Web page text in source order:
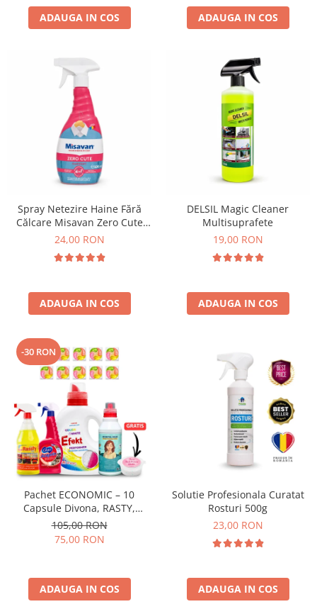
ADAUGA IN COS ADAUGA IN COS
Spray Netezire Haine Fără
Călcare Misavan Zero Cute
Harmony Parfum Discret 500
24,00 RON
ADAUGA IN COS
DELSIL Magic Cleaner
Multisuprafete
19,00 RON
ADAUGA IN COS
-30 RON
Pachet ECONOMIC – 10
Capsule Divona, RASTY,
ACEPRIN, Efekt, Secretul Deliei
+ Sare Inalbire GRATIS
105,00 RON
75,00 RON
ADAUGA IN COS
Solutie Profesionala Curatat
Rosturi 500g
23,00 RON
ADAUGA IN COS